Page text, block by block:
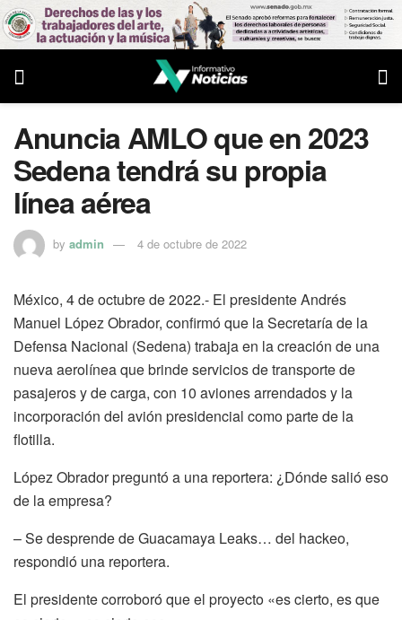
Anuncia AMLO que en 2023
Sedena tendrá su propia
línea aérea
by admin 4 de octubre de 2022
México, 4 de octubre de 2022.- El presidente Andrés
Manuel López Obrador, confirmó que la Secretaría de la
Defensa Nacional (Sedena) trabaja en la creación de una
nueva aerolínea que brinde servicios de transporte de
pasajeros y de carga, con 10 aviones arrendados y la
incorporación del avión presidencial como parte de la
flotilla.
López Obrador preguntó a una reportera: ¿Dónde salió eso
de la empresa?
– Se desprende de Guacamaya Leaks… del hackeo,
respondió una reportera.
El presidente corroboró que el proyecto «es cierto, es que